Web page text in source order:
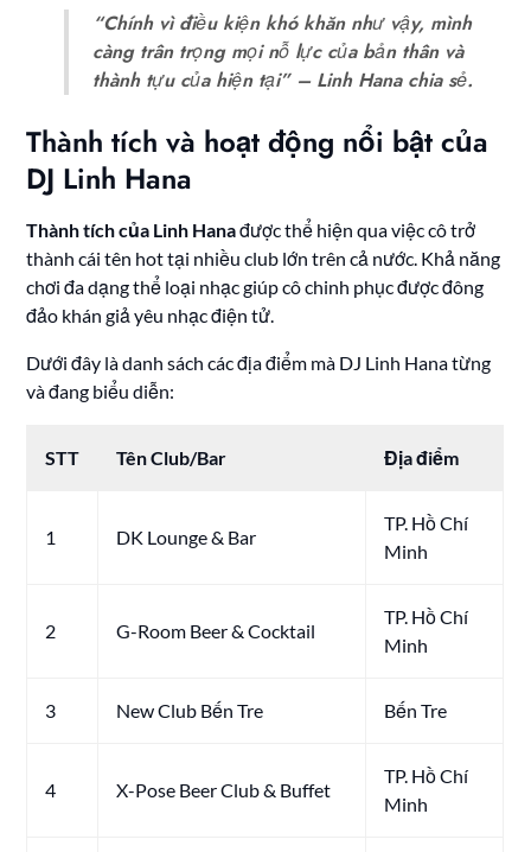
“Chính vì điều kiện khó khăn như vậy, mình
càng trân trọng mọi nỗ lực của bản thân và
thành tựu của hiện tại” – Linh Hana chia sẻ.
Thành tích và hoạt động nổi bật của
DJ Linh Hana
Thành tích của Linh Hanađược thể hiện qua việc cô trở
thành cái tên hot tại nhiều club lớn trên cả nước. Khả năng
chơi đa dạng thể loại nhạc giúp cô chinh phục được đông
đảo khán giả yêu nhạc điện tử.
Dưới đây là danh sách các địa điểm mà DJ Linh Hana từng
và đang biểu diễn:
STT Tên Club/Bar Địa điểm
1 DK Lounge & Bar
TP. Hồ Chí
Minh
2 G-Room Beer & Cocktail
TP. Hồ Chí
Minh
3 New Club Bến Tre Bến Tre
4 X-Pose Beer Club & Buffet
TP. Hồ Chí
Minh